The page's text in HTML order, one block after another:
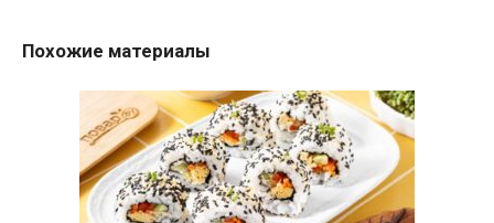
Похожие материалы